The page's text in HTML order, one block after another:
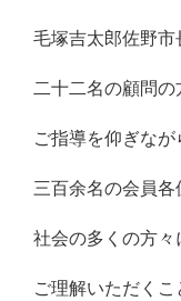
毛塚吉太郎佐野市
二十二名の顧問の
ご指導を仰ぎなが
三百余名の会員各
社会の多くの方々
ご理解いただくこ